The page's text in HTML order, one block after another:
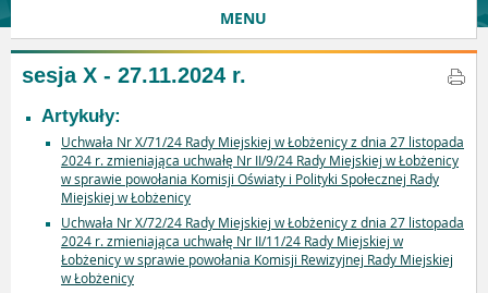
MENU
sesja X - 27.11.2024 r.
Artykuły:
Uchwała Nr X/71/24 Rady Miejskiej w Łobżenicy z dnia 27 listopada
2024 r. zmieniająca uchwałę Nr II/9/24 Rady Miejskiej w Łobżenicy
w sprawie powołania Komisji Oświaty i Polityki Społecznej Rady
Miejskiej w Łobżenicy
Uchwała Nr X/72/24 Rady Miejskiej w Łobżenicy z dnia 27 listopada
2024 r. zmieniająca uchwałę Nr II/11/24 Rady Miejskiej w
Łobżenicy w sprawie powołania Komisji Rewizyjnej Rady Miejskiej
w Łobżenicy